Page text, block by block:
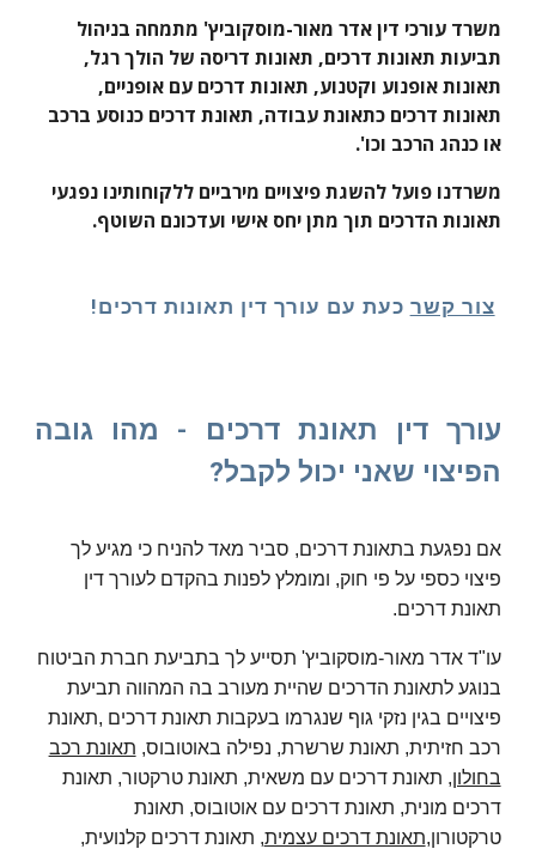
משרד עורכי דין אדר מאור-מוסקוביץ' מתמחה בניהול
תביעות תאונות דרכים, תאונות דריסה של הולך רגל,
תאונות אופנוע וקטנוע, תאונות דרכים עם אופניים,
תאונות דרכים כתאונת עבודה, תאונת דרכים כנוסע ברכב
או כנהג הרכב וכו'.
משרדנו פועל להשגתפיצויים מירביים ללקוחותינו נפגעי
תאונות הדרכים תוך מתן יחס אישי ועדכונם השוטף.
צור קשר כעת עם עורך דין תאונות דרכים!
עורך דין תאונת דרכים - מהו גובה
הפיצוי שאני יכול לקבל?
אם נפגעת בתאונת דרכים, סביר מאד להניח כי מגיע לך
פיצוי כספי על פי חוק, ומומלץ לפנות בהקדם לעורך דין
תאונת דרכים.
עו"ד אדר מאור-מוסקוביץ' תסייע לך בתביעת חברת הביטוח
בנוגע לתאונת הדרכים שהיית מעורב בה המהווה תביעת
פיצויים בגין נזקי גוף שנגרמו בעקבות תאונת דרכים ,תאונת
רכב חזיתית, תאונת שרשרת, נפילה באוטובוס, תאונת רכב
בחולון, תאונת דרכים עם משאית, תאונת טרקטור, תאונת
דרכים מונית, תאונת דרכים עם אוטובוס, תאונת
טרקטורון,תאונת דרכים עצמית, תאונת דרכים קלנועית,